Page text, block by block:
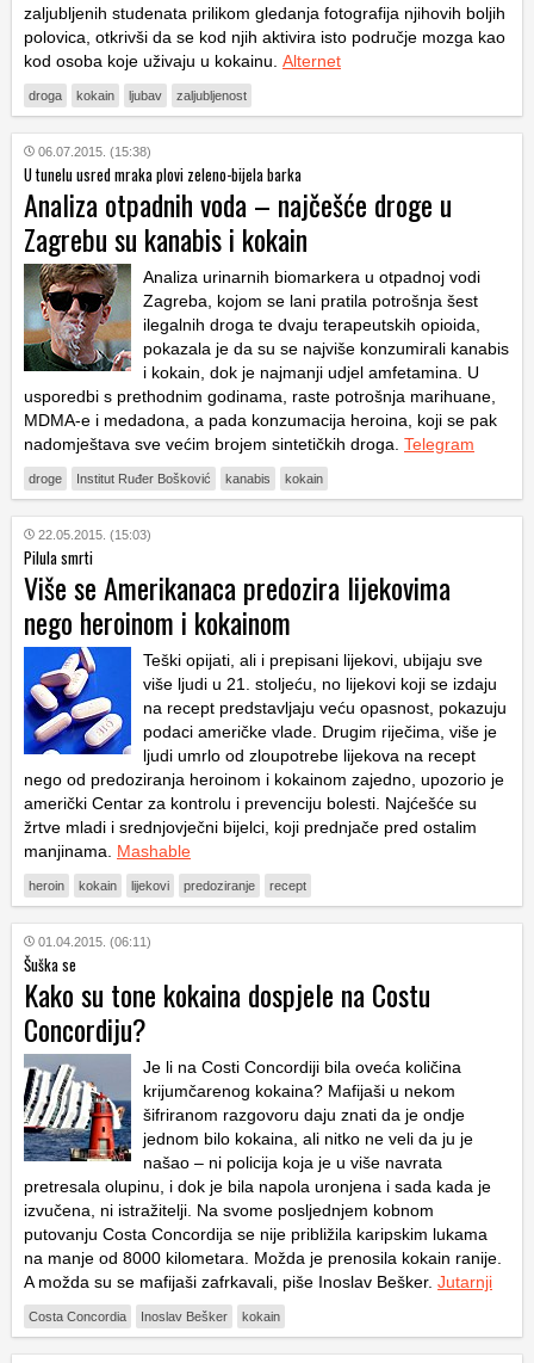
zaljubljenih studenata prilikom gledanja fotografija njihovih boljih
polovica, otkrivši da se kod njih aktivira isto područje mozga kao
kod osoba koje uživaju u kokainu. Alternet
droga kokain ljubav zaljubljenost
06.07.2015. (15:38)
U tunelu usred mraka plovi zeleno-bijela barka
Analiza otpadnih voda – najčešće droge u
Zagrebu su kanabis i kokain
Analiza urinarnih biomarkera u otpadnoj vodi
Zagreba, kojom se lani pratila potrošnja šest
ilegalnih droga te dvaju terapeutskih opioida,
pokazala je da su se najviše konzumirali kanabis
i kokain, dok je najmanji udjel amfetamina. U
usporedbi s prethodnim godinama, raste potrošnja marihuane,
MDMA-e i medadona, a pada konzumacija heroina, koji se pak
nadomještava sve većim brojem sintetičkih droga. Telegram
droge Institut Ruđer Bošković kanabis kokain
22.05.2015. (15:03)
Pilula smrti
Više se Amerikanaca predozira lijekovima
nego heroinom i kokainom
Teški opijati, ali i prepisani lijekovi, ubijaju sve
više ljudi u 21. stoljeću, no lijekovi koji se izdaju
na recept predstavljaju veću opasnost, pokazuju
podaci američke vlade. Drugim riječima, više je
ljudi umrlo od zloupotrebe lijekova na recept
nego od predoziranja heroinom i kokainom zajedno, upozorio je
američki Centar za kontrolu i prevenciju bolesti. Najćešće su
žrtve mladi i srednjovječni bijelci, koji prednjače pred ostalim
manjinama. Mashable
heroin kokain lijekovi predoziranje recept
01.04.2015. (06:11)
Šuška se
Kako su tone kokaina dospjele na Costu
Concordiju?
Je li na Costi Concordiji bila oveća količina
krijumčarenog kokaina? Mafijaši u nekom
šifriranom razgovoru daju znati da je ondje
jednom bilo kokaina, ali nitko ne veli da ju je
našao – ni policija koja je u više navrata
pretresala olupinu, i dok je bila napola uronjena i sada kada je
izvučena, ni istražitelji. Na svome posljednjem kobnom
putovanju Costa Concordija se nije približila karipskim lukama
na manje od 8000 kilometara. Možda je prenosila kokain ranije.
A možda su se mafijaši zafrkavali, piše Inoslav Bešker. Jutarnji
Costa Concordia Inoslav Bešker kokain